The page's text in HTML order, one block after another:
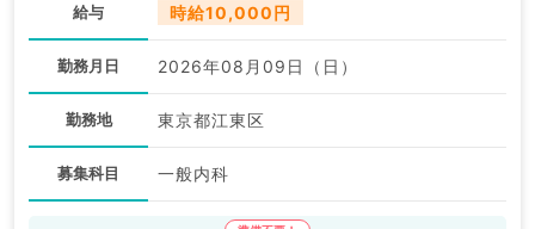
給与 時給10,000円
勤務月日 2026年08月09日（日）
勤務地 東京都江東区
募集科目 一般内科